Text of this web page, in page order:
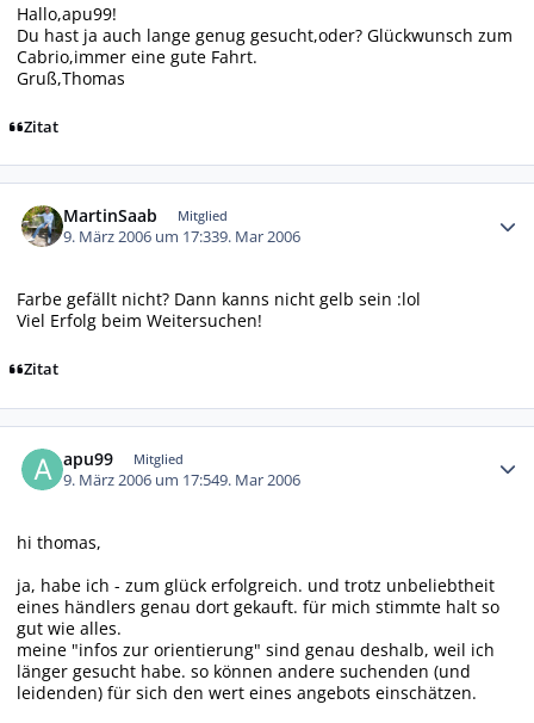
Hallo,apu99!
Du hast ja auch lange genug gesucht,oder? Glückwunsch zum
Cabrio,immer eine gute Fahrt.
Gruß,Thomas
Zitat
MartinSaab Mitglied
9. März 2006 um 17:339. Mar 2006
Farbe gefällt nicht? Dann kanns nicht gelb sein :lol
Viel Erfolg beim Weitersuchen!
Zitat
apu99 Mitglied
9. März 2006 um 17:549. Mar 2006
hi thomas,
ja, habe ich - zum glück erfolgreich. und trotz unbeliebtheit
eines händlers genau dort gekauft. für mich stimmte halt so
gut wie alles.
meine "infos zur orientierung" sind genau deshalb, weil ich
länger gesucht habe. so können andere suchenden (und
leidenden) für sich den wert eines angebots einschätzen.